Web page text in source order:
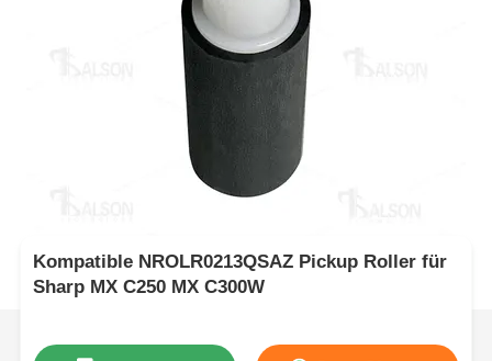
Kompatible NROLR0213QSAZ Pickup Roller für
Sharp MX C250 MX C300W